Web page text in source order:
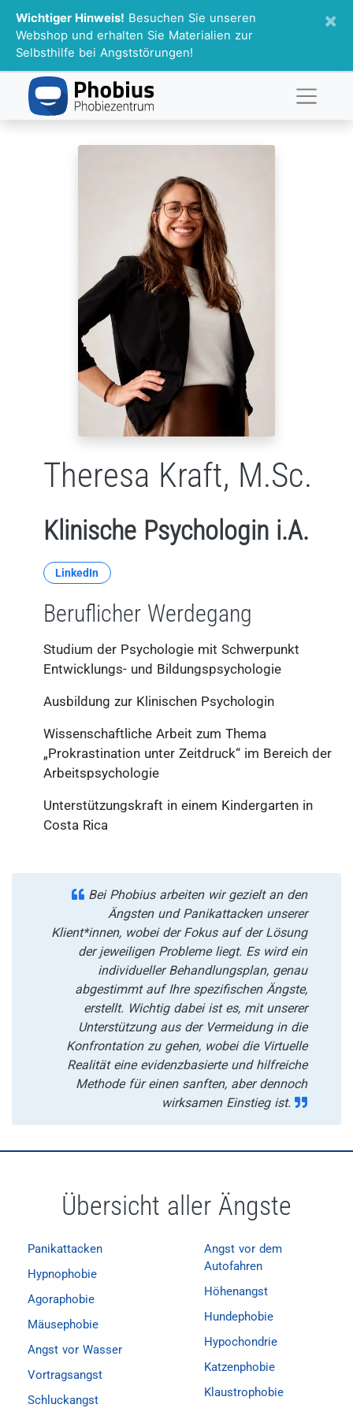
Wichtiger Hinweis! Besuchen Sie unseren
Webshop und erhalten Sie Materialien zur
Selbsthilfe bei Angststörungen!
×
Theresa Kraft, M.Sc.
Klinische Psychologin i.A.
LinkedIn
Beruflicher Werdegang
Studium der Psychologie mit Schwerpunkt
Entwicklungs- und Bildungspsychologie
Ausbildung zur Klinischen Psychologin
Wissenschaftliche Arbeit zum Thema
„Prokrastination unter Zeitdruck“ im Bereich der
Arbeitspsychologie
Unterstützungskraft in einem Kindergarten in
Costa Rica
Bei Phobius arbeiten wir gezielt an den
Ängsten und Panikattacken unserer
Klient*innen, wobei der Fokus auf der Lösung
der jeweiligen Probleme liegt. Es wird ein
individueller Behandlungsplan, genau
abgestimmt auf Ihre spezifischen Ängste,
erstellt. Wichtig dabei ist es, mit unserer
Unterstützung aus der Vermeidung in die
Konfrontation zu gehen, wobei die Virtuelle
Realität eine evidenzbasierte und hilfreiche
Methode für einen sanften, aber dennoch
wirksamen Einstieg ist.
Übersicht aller Ängste
Panikattacken
Hypnophobie
Agoraphobie
Mäusephobie
Angst vor Wasser
Vortragsangst
Schluckangst
Angst vor dem
Autofahren
Höhenangst
Hundephobie
Hypochondrie
Katzenphobie
Klaustrophobie